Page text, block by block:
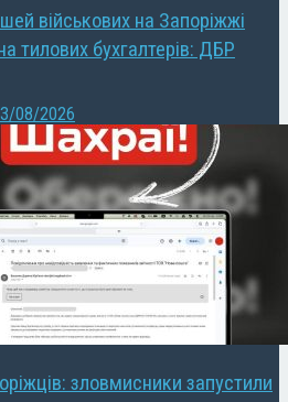
військових на Запоріжжі
тилових бухгалтерів: ДБР
08/2026
зловмисники запустили